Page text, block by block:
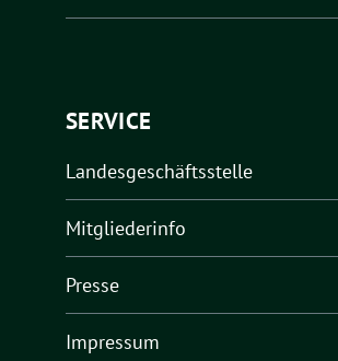
SERVICE
Landesgeschäftsstelle
Mitgliederinfo
Presse
Impressum